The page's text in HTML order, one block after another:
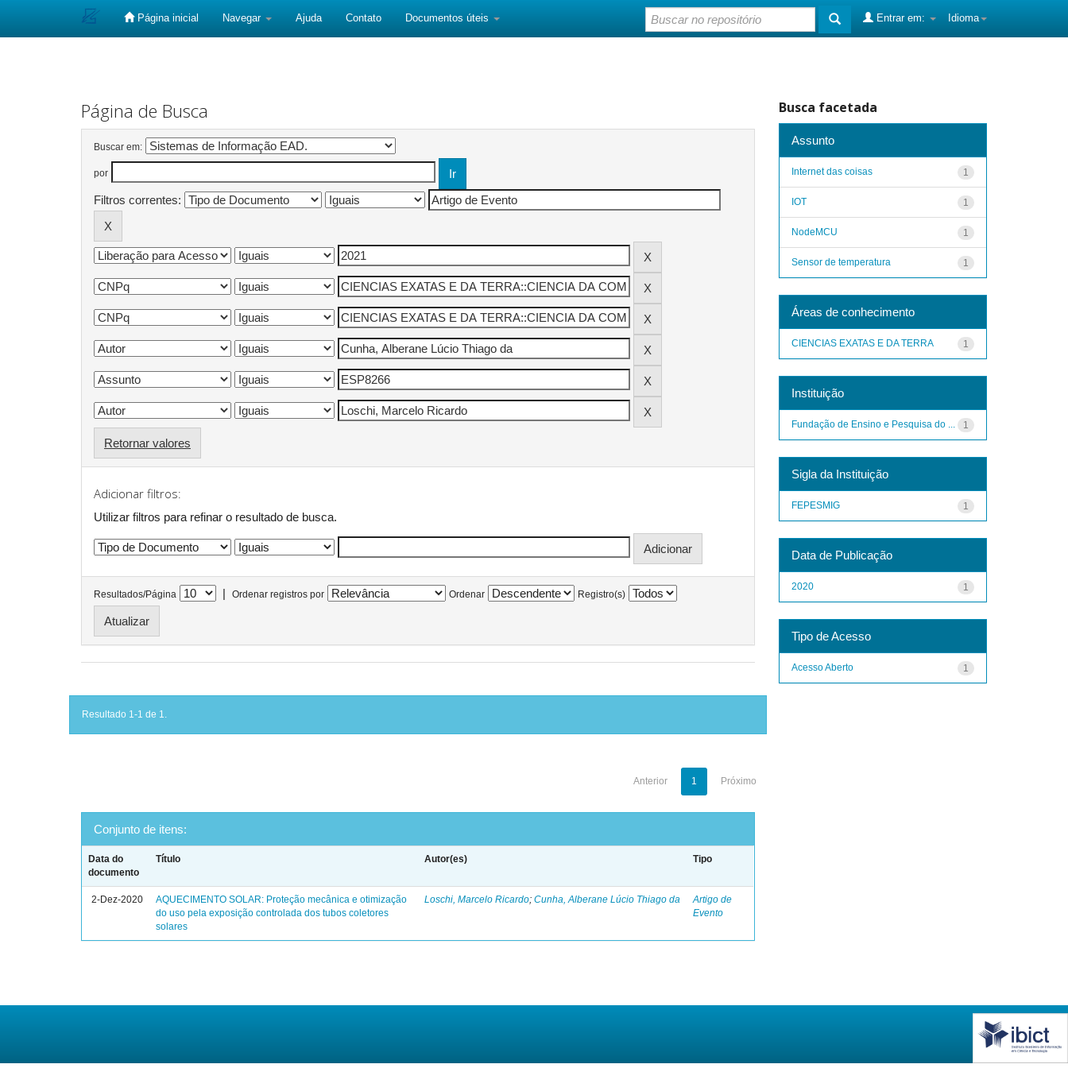
Página inicial Navegar Ajuda Contato Documentos úteis Idioma
Entrar em:
Página de Busca
Buscar em:
por
Filtros correntes:
Retornar valores
Adicionar filtros:
Utilizar filtros para refinar o resultado de busca.
Resultados/Página | Ordenar registros por Ordenar Registro(s)
Resultado 1-1 de 1.
Anterior 1 Próximo
Conjunto de itens:
Data do
documento
Título Autor(es) Tipo
2-Dez-2020
AQUECIMENTO SOLAR: Proteção mecânica e otimização
do uso pela exposição controlada dos tubos coletores
solares
Loschi, Marcelo Ricardo;Cunha, Alberane Lúcio Thiago da
Artigo de
Evento
Busca facetada
Assunto
1
Internet das coisas
1
IOT
1
NodeMCU
1
Sensor de temperatura
Áreas de conhecimento
1
CIENCIAS EXATAS E DA TERRA
Instituição
1
Fundação de Ensino e Pesquisa do ...
Sigla da Instituição
1
FEPESMIG
Data de Publicação
1
2020
Tipo de Acesso
1
Acesso Aberto